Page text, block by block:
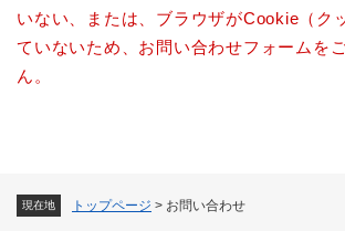
現在地 トップページ > お問い合わせ
いない、または、ブラウザがCookie（ク
ていないため、お問い合わせフォームを
ん。